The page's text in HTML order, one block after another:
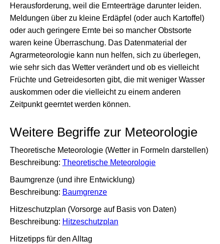
Herausforderung, weil die Ernteerträge darunter leiden.
Meldungen über zu kleine Erdäpfel (oder auch Kartoffel)
oder auch geringere Ernte bei so mancher Obstsorte
waren keine Überraschung. Das Datenmaterial der
Agrarmeteorologie kann nun helfen, sich zu überlegen,
wie sehr sich das Wetter verändert und ob es vielleicht
Früchte und Getreidesorten gibt, die mit weniger Wasser
auskommen oder die vielleicht zu einem anderen
Zeitpunkt geerntet werden können.
Weitere Begriffe zur Meteorologie
Theoretische Meteorologie (Wetter in Formeln darstellen)
Beschreibung: Theoretische Meteorologie
Baumgrenze (und ihre Entwicklung)
Beschreibung: Baumgrenze
Hitzeschutzplan (Vorsorge auf Basis von Daten)
Beschreibung: Hitzeschutzplan
Hitzetipps für den Alltag